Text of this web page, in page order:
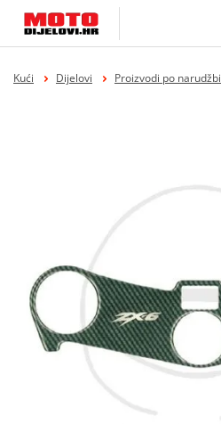
Kući Dijelovi Proizvodi po narudžbi